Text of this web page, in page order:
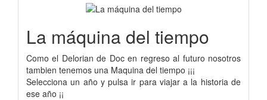
La máquina del tiempo
Como el Delorian de Doc en regreso al futuro nosotros
tambien tenemos una Maquina del tiempo ¡¡¡
Selecciona un año y pulsa ir para viajar a la historia de
ese año ¡¡